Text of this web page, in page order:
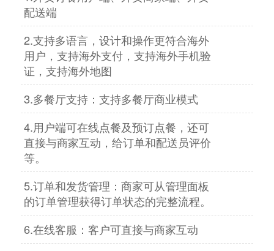
配送端
2.支持多语言，设计和操作更符合海外
用户，支持海外支付，支持海外手机验
证，支持海外地图
3.多餐厅支持：支持多餐厅商业模式
4.用户端可在线点餐及预订点餐，还可
直接与商家互动，给订单和配送员评价
等。
5.订单和发货管理：商家可从管理面板
的订单管理获得订单状态的完整流程。
6.在线客服：客户可直接与商家互动